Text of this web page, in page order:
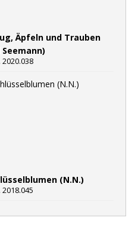
Äpfeln und Trauben
2020.038
(N.N.)
2018.045